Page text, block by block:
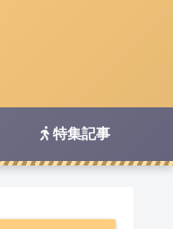
特集記事